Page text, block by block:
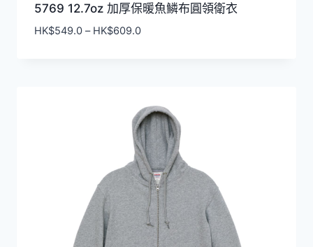
5769 12.7oz 加厚保暖魚鱗布圓領衛衣
HK$549.0 – HK$609.0價
到
HK$609.0